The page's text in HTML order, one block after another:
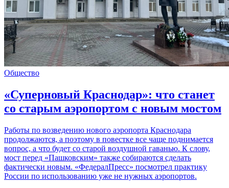
Общество
«Суперновый Краснодар»: что станет
со старым аэропортом с новым мостом
Работы по возведению нового аэропорта Краснодара
продолжаются, а поэтому в повестке все чаще поднимается
вопрос, а что будет со старой воздушной гаванью. К слову,
мост перед «Пашковским» также собираются сделать
фактически новым. «ФедералПресс» посмотрел практику
России по использованию уже не нужных аэропортов.